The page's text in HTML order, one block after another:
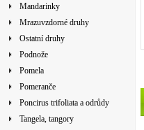
Mandarinky
Mrazuvzdorné druhy
Ostatní druhy
Podnože
Pomela
Pomeranče
Poncirus trifoliata a odrůdy
Tangela, tangory